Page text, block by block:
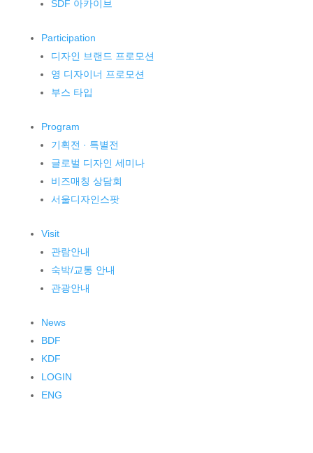
SDF 아카이브
Participation
디자인 브랜드 프로모션
영 디자이너 프로모션
부스 타입
Program
기획전 · 특별전
글로벌 디자인 세미나
비즈매칭 상담회
서울디자인스팟
Visit
관람안내
숙박/교통 안내
관광안내
News
BDF
KDF
LOGIN
ENG